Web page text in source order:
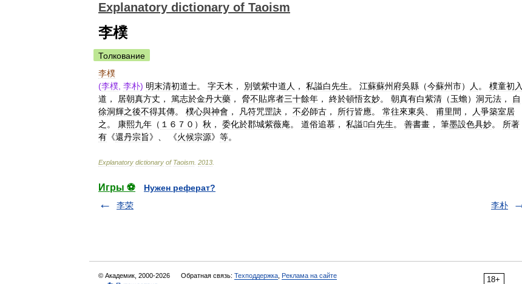
Explanatory dictionary of Taoism
李樸
Толкование
李樸
(李樸 李朴) 明末清初道士。 字天木 ， 別號紫中道人 ， 私謚白先生。 江蘇蘇州府吳縣 （今蘇州市） 人 。 樸童初入
道 ， 居朝真方丈 ， 篤志於金丹大藥 ， 脅不貼席者三十餘年 ， 終於頓悟玄妙。 朝真有白紫清 （玉蟾） 洞元法 ，
自
徐洞輝之後不得其傳。 樸心與神會 ， 凡符咒罡訣 ， 不必師古 ， 所行皆應。 常往來東吳 甫里間 ，
人爭築室居
之 。 康熙九年 （ １６７０ ） 秋 ， 委化於郡城紫薇庵。 道俗追慕 ， 私謚白先生。 善書畫 ， 筆墨設色具妙。 所著
有 《還丹宗旨》、 《火候宗源》 等。
Explanatory dictionary of Taoism 2013
Игры ⚽
Нужен реферат?
李荣
李朴
18+
© Академик, 2000-2026 Обратная связь: Техподдержка Реклама на сайте